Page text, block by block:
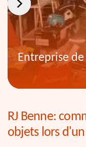
Entreprise
RJ Benne:
objets lors